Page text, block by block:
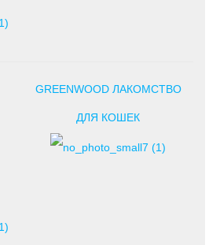
GREENWOOD ЛАКОМСТВО
ДЛЯ КОШЕК